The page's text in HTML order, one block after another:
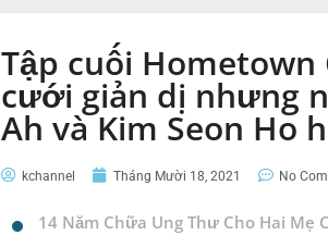
Tập cuối Hometown
cưới giản dị nhưng
Ah và Kim Seon Ho
kchannel Tháng Mười 18, 2021 No
14 Năm Chữa Ung Thư Cho Hai Mẹ